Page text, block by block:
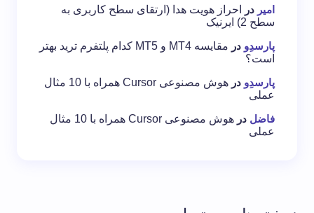
امیر در
احراز هویت هدا (ارتقای سطح کاربری به
سطح 2) ایرنیک
پارسدِو در
مقایسه MT4 و MT5 کدام پلتفرم ترید بهتر
است؟
پارسدِو در
هوش مصنوعی Cursor همراه با 10 مثال
عملی
فاضل در
هوش مصنوعی Cursor همراه با 10 مثال
عملی